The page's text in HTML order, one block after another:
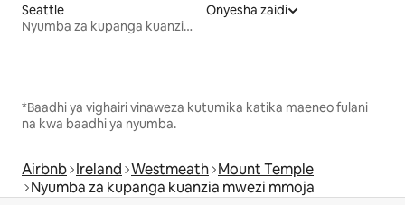
Seattle
Nyumba za kupanga kuanzia mwezi mmoja
Onyesha zaidi
*Baadhi ya vighairi vinaweza kutumika katika maeneo fulani
na kwa baadhi ya nyumba.
Airbnb Ireland Westmeath Mount Temple
Nyumba za kupanga kuanzia mwezi mmoja